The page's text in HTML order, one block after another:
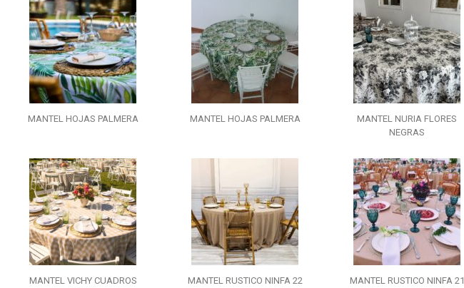
MANTEL HOJAS PALMERA MANTEL HOJAS PALMERA
MANTEL NURIA FLORES
NEGRAS
MANTEL VICHY CUADROS
MANTEL RUSTICO NINFA 22 MANTEL RUSTICO NINFA 21